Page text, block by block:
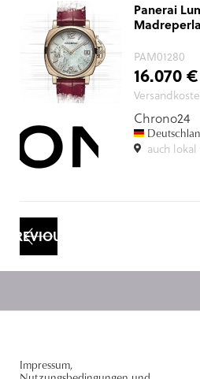
Panerai
Madreperla
PAM01280
16.070 €
Chrono24
auch
PREVIOUS
Impressum,